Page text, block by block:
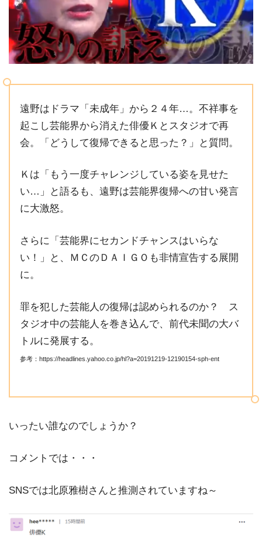
遠野はドラマ「未成年」から２４年…。不祥事を
起こし芸能界から消えた俳優Ｋとスタジオで再
会。「どうして復帰できると思った？」と質問。
Ｋは「もう一度チャレンジしている姿を見せた
い…」と語るも、遠野は芸能界復帰への甘い発言
に大激怒。
さらに「芸能界にセカンドチャンスはいらな
い！」と、ＭＣのＤＡＩＧＯも非情宣告する展開
に。
罪を犯した芸能人の復帰は認められるのか？ ス
タジオ中の芸能人を巻き込んで、前代未聞の大バ
トルに発展する。
参考：https://headlines.yahoo.co.jp/hl?a=20191219-12190154-sph-ent
いったい誰なのでしょうか？
コメントでは・・・
SNSでは北原雅樹さんと推測されていますね～